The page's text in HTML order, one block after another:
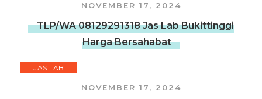
NOVEMBER 17, 2024
TLP/WA 08129291318 Jas Lab Bukittinggi
Harga Bersahabat
JAS LAB
NOVEMBER 17, 2024